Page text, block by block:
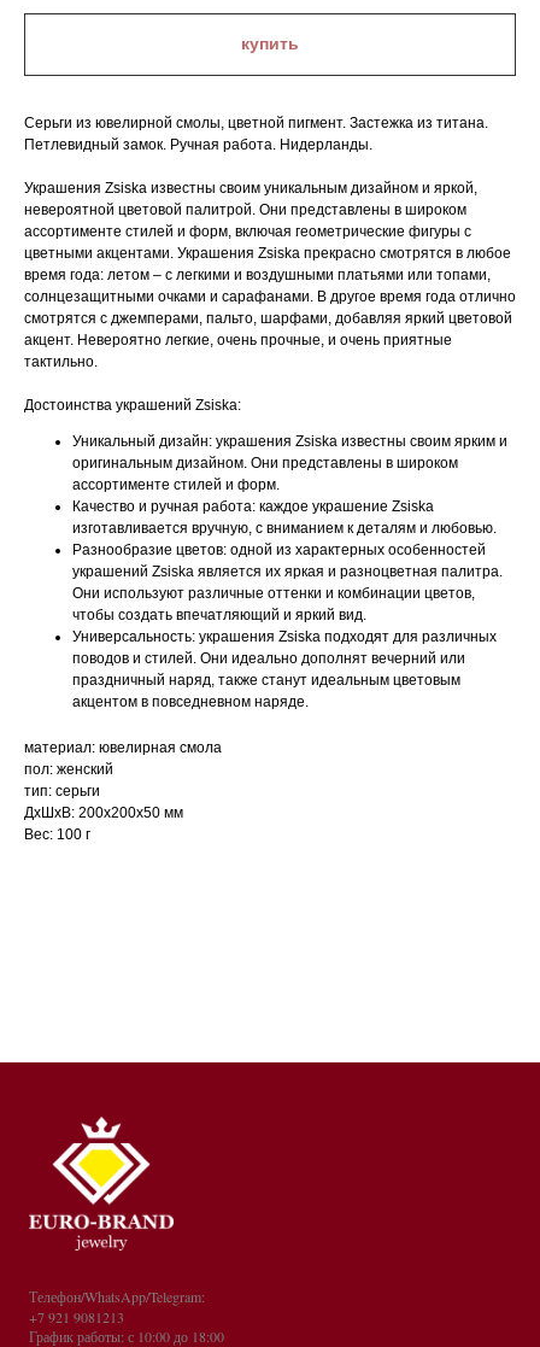
купить
Серьги из ювелирной смолы, цветной пигмент. Застежка из титана.
Петлевидный замок. Ручная работа. Нидерланды.
Украшения Zsiska известны своим уникальным дизайном и яркой,
невероятной цветовой палитрой. Они представлены в широком
ассортименте стилей и форм, включая геометрические фигуры с
цветными акцентами. Украшения Zsiska прекрасно смотрятся в любое
время года: летом – с легкими и воздушными платьями или топами,
солнцезащитными очками и сарафанами. В другое время года отлично
смотрятся с джемперами, пальто, шарфами, добавляя яркий цветовой
акцент. Невероятно легкие, очень прочные, и очень приятные
тактильно.
Достоинства украшений Zsiska:
Уникальный дизайн: украшения Zsiska известны своим ярким и
оригинальным дизайном. Они представлены в широком
ассортименте стилей и форм.
Качество и ручная работа: каждое украшение Zsiska
изготавливается вручную, с вниманием к деталям и любовью.
Разнообразие цветов: одной из характерных особенностей
украшений Zsiska является их яркая и разноцветная палитра.
Они используют различные оттенки и комбинации цветов,
чтобы создать впечатляющий и яркий вид.
Универсальность: украшения Zsiska подходят для различных
поводов и стилей. Они идеально дополнят вечерний или
праздничный наряд, также станут идеальным цветовым
акцентом в повседневном наряде.
материал: ювелирная смола
пол: женский
тип: серьги
ДxШxВ: 200x200x50 мм
Вес: 100 г
Телефон/WhatsApp/Telegram:
+7 921 9081213
График работы: с 10:00 до 18:00